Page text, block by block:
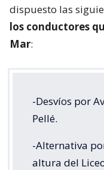
dispuesto las
los conductores
Mar:
-Desvíos por
Pellé.
-Alternativa
altura del